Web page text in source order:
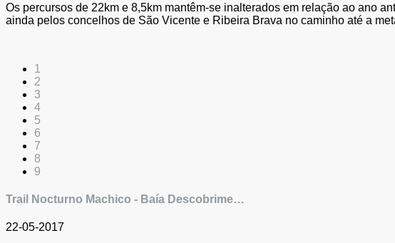
Os percursos de 22km e 8,5km mantêm-se inalterados em relação ao ano
ainda pelos concelhos de São Vicente e Ribeira Brava no caminho até a
1
2
3
4
5
6
7
8
9
Trail Nocturno Machico - Baía Descobrime…
22-05-2017